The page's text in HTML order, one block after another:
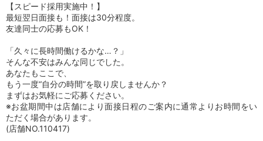
【スピード採用実施中！】
最短翌日面接も！面接は30分程度。
友達同士の応募もOK！
「久々に長時間働けるかな…？」
そんな不安はみんな同じでした。
あなたもここで、
もう一度“自分の時間”を取り戻しませんか？
まずはお気軽にご応募ください。
※お盆期間中は店舗により面接日程のご案内に通常よりお時間をい
ただく場合があります。
(店舗NO.110417)